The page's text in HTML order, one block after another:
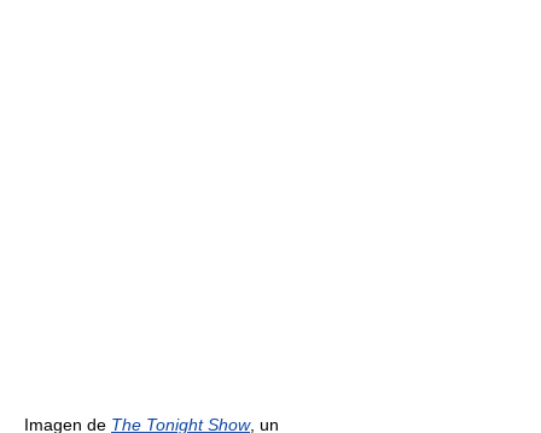
Imagen de The Tonight Show, un